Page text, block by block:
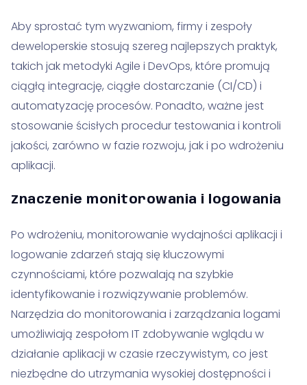
Aby sprostać tym wyzwaniom, firmy i zespoły
deweloperskie stosują szereg najlepszych praktyk,
takich jak metodyki Agile i DevOps, które promują
ciągłą integrację, ciągłe dostarczanie (CI/CD) i
automatyzację procesów. Ponadto, ważne jest
stosowanie ścisłych procedur testowania i kontroli
jakości, zarówno w fazie rozwoju, jak i po wdrożeniu
aplikacji.
Znaczenie monitorowania i logowania
Po wdrożeniu, monitorowanie wydajności aplikacji i
logowanie zdarzeń stają się kluczowymi
czynnościami, które pozwalają na szybkie
identyfikowanie i rozwiązywanie problemów.
Narzędzia do monitorowania i zarządzania logami
umożliwiają zespołom IT zdobywanie wglądu w
działanie aplikacji w czasie rzeczywistym, co jest
niezbędne do utrzymania wysokiej dostępności i